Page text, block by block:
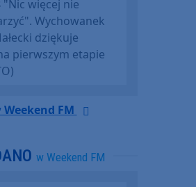
"Nic więcej nie
Wychowanek
dziękuje
pierwszym etapie
FM
w Weekend FM